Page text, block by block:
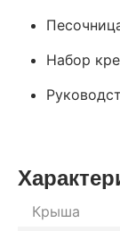
Набор
Крыша